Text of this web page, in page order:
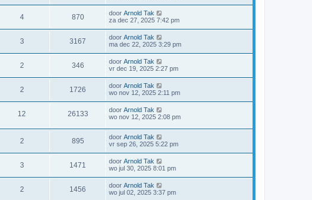
4 870 door Arnold Tak
za dec 27, 2025 7:42 pm
3 3167 door Arnold Tak
ma dec 22, 2025 3:29 pm
2 346 door Arnold Tak
vr dec 19, 2025 2:27 pm
2 1726 door Arnold Tak
wo nov 12, 2025 2:11 pm
12 26133 door Arnold Tak
wo nov 12, 2025 2:08 pm
2 895 door Arnold Tak
vr sep 26, 2025 5:22 pm
3 1471 door Arnold Tak
wo jul 30, 2025 8:01 pm
2 1456 door Arnold Tak
wo jul 02, 2025 3:37 pm